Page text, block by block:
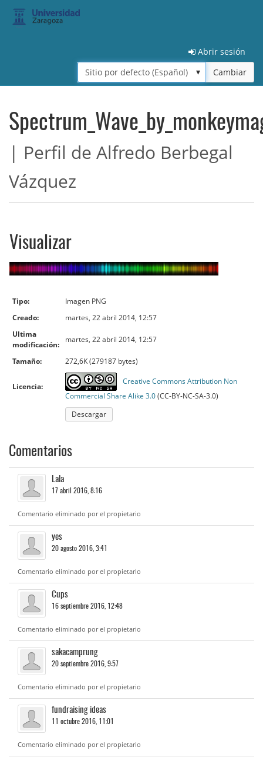
Abrir sesión
Idioma:
*
Cambiar
| Perfil de Alfredo Berbegal
Vázquez
Visualizar
Tipo:
Imagen PNG
Creado:
martes, 22 abril 2014, 12:57
Ultima
modificación:
martes, 22 abril 2014, 12:57
Tamaño: 272,6K (279187 bytes)
Licencia:
Creative Commons Attribution Non
Commercial Share Alike 3.0(CC-BY-NC-SA-3.0)
Descargar
Comentarios
Lala
17 abril 2016, 8:16
Comentario eliminado por el propietario
yes
20 agosto 2016, 3:41
Comentario eliminado por el propietario
Cups
16 septiembre 2016, 12:48
Comentario eliminado por el propietario
sakacamprung
20 septiembre 2016, 9:57
Comentario eliminado por el propietario
fundraising ideas
11 octubre 2016, 11:01
Comentario eliminado por el propietario